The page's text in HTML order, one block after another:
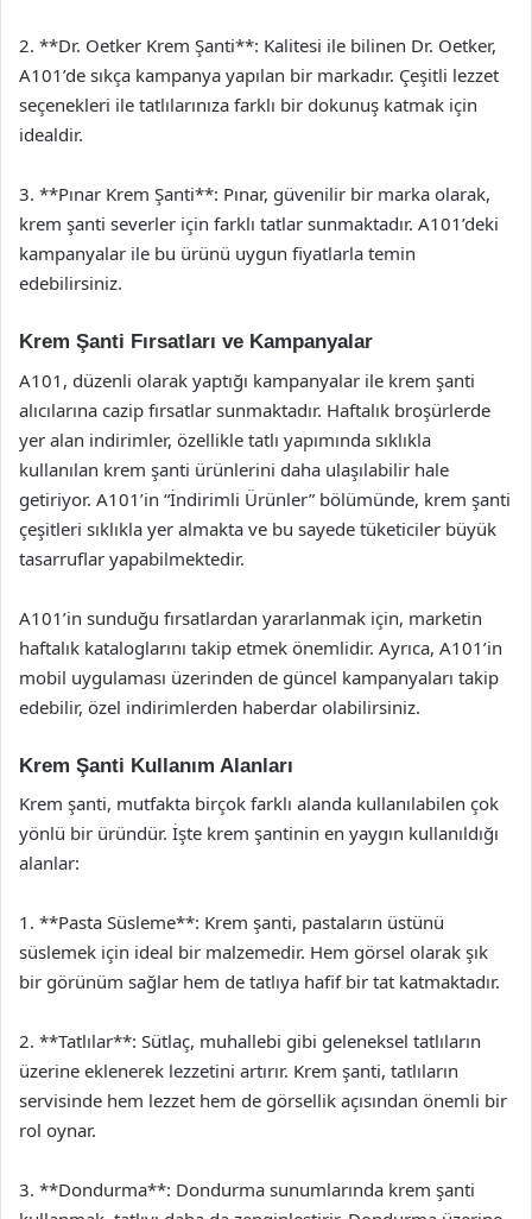
2. **Dr. Oetker Krem Şanti**: Kalitesi ile bilinen Dr. Oetker,
A101’de sıkça kampanya yapılan bir markadır. Çeşitli lezzet
seçenekleri ile tatlılarınıza farklı bir dokunuş katmak için
idealdir.
3. **Pınar Krem Şanti**: Pınar, güvenilir bir marka olarak,
krem şanti severler için farklı tatlar sunmaktadır. A101’deki
kampanyalar ile bu ürünü uygun fiyatlarla temin
edebilirsiniz.
Krem Şanti Fırsatları ve Kampanyalar
A101, düzenli olarak yaptığı kampanyalar ile krem şanti
alıcılarına cazip fırsatlar sunmaktadır. Haftalık broşürlerde
yer alan indirimler, özellikle tatlı yapımında sıklıkla
kullanılan krem şanti ürünlerini daha ulaşılabilir hale
getiriyor. A101’in “İndirimli Ürünler” bölümünde, krem şanti
çeşitleri sıklıkla yer almakta ve bu sayede tüketiciler büyük
tasarruflar yapabilmektedir.
A101’in sunduğu fırsatlardan yararlanmak için, marketin
haftalık kataloglarını takip etmek önemlidir. Ayrıca, A101’in
mobil uygulaması üzerinden de güncel kampanyaları takip
edebilir, özel indirimlerden haberdar olabilirsiniz.
Krem Şanti Kullanım Alanları
Krem şanti, mutfakta birçok farklı alanda kullanılabilen çok
yönlü bir üründür. İşte krem şantinin en yaygın kullanıldığı
alanlar:
1. **Pasta Süsleme**: Krem şanti, pastaların üstünü
süslemek için ideal bir malzemedir. Hem görsel olarak şık
bir görünüm sağlar hem de tatlıya hafif bir tat katmaktadır.
2. **Tatlılar**: Sütlaç, muhallebi gibi geleneksel tatlıların
üzerine eklenerek lezzetini artırır. Krem şanti, tatlıların
servisinde hem lezzet hem de görsellik açısından önemli bir
rol oynar.
3. **Dondurma**: Dondurma sunumlarında krem şanti